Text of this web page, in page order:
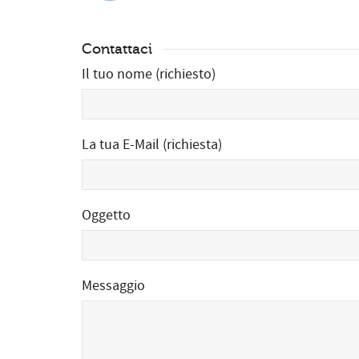
Contattaci
Il tuo nome (richiesto)
La tua E-Mail (richiesta)
Oggetto
Messaggio